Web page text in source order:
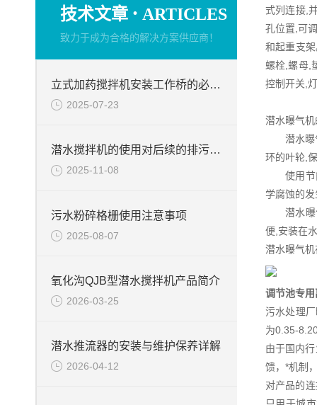
技术文章 · ARTICLES
致力于成为合格的解决方案供应商！
立式加药搅拌机安装工作桥的必要性
2025-07-23
潜水搅拌机的使用对后续的排污提高效果
2025-11-08
污水粉碎格栅使用注意事项
2025-08-07
氧化沟QJB型潜水搅拌机产品简介
2026-03-25
潜水推流器的安装与维护保养详解
2026-04-12
式列连接,
孔位置,可
和起重支
螺栓,螺母,
控制开关,
潜水曝气
潜水曝气
环的叶轮,
使用节能
学腐蚀的
潜水曝气
便,安装在
潜水曝气
调节池专
污水处理
为0.35-
由于国内
馈，*机制
对产品的